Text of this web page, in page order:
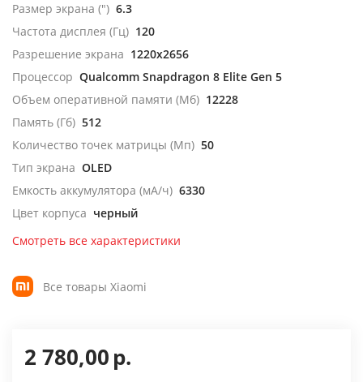
Размер экрана (") 6.3
Частота дисплея (Гц) 120
Разрешение экрана 1220x2656
Процессор Qualcomm Snapdragon 8 Elite Gen 5
Объем оперативной памяти (Мб) 12228
Память (Гб) 512
Количество точек матрицы (Мп) 50
Тип экрана OLED
Емкость аккумулятора (мА/ч) 6330
Цвет корпуса черный
Смотреть все характеристики
Все товары Xiaomi
2 780,00р.